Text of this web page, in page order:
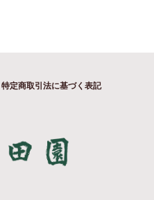
特定商取引法に基づく表記